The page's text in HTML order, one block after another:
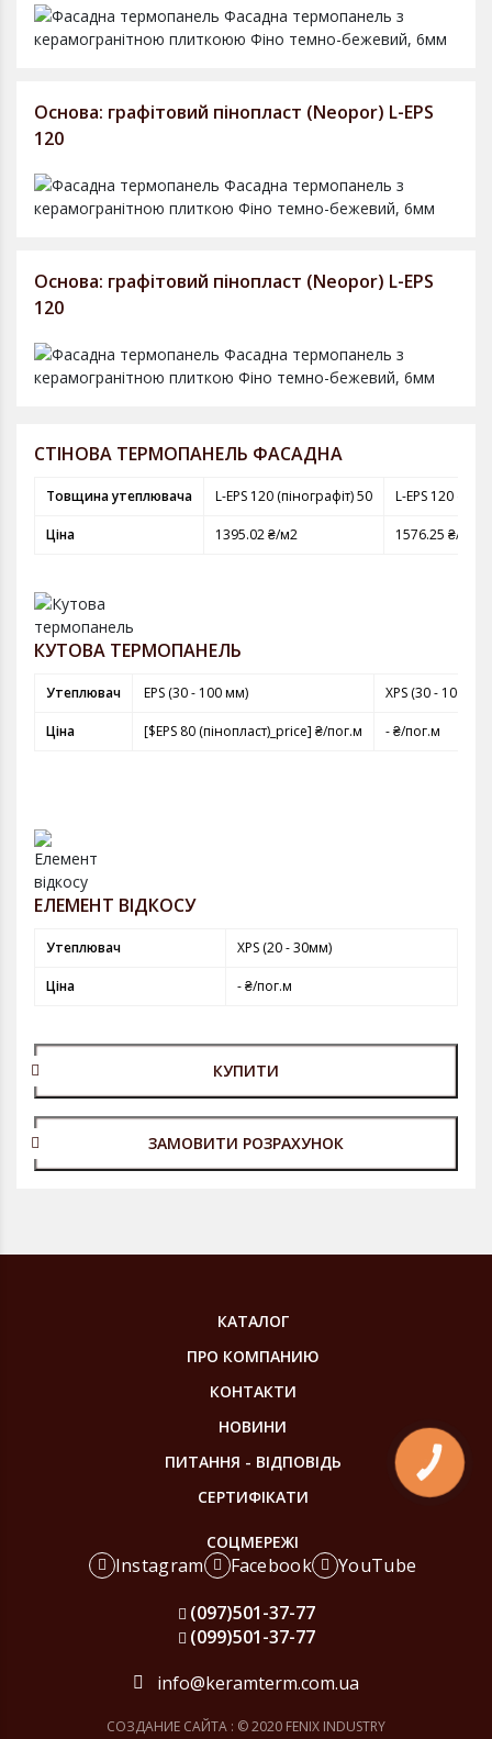
Основа: графітовий пінопласт (Neopor) L-EPS
120
Основа: графітовий пінопласт (Neopor) L-EPS
120
СТІНОВА ТЕРМОПАНЕЛЬ ФАСАДНА
Товщина утеплювача L-EPS 120 (пінографіт) 50 L-EPS 120
Ціна 1395.02 ₴/м2 1576.25 ₴/м2
КУТОВА ТЕРМОПАНЕЛЬ
Утеплювач EPS (30 - 100 мм) XPS (30 - 100 мм)
Ціна [$EPS 80 (пінопласт)_price] ₴/пог.м - ₴/пог.м
ЕЛЕМЕНТ ВІДКОСУ
Утеплювач XPS (20 - 30мм)
Ціна - ₴/пог.м
КУПИТИ
ЗАМОВИТИ РОЗРАХУНОК
КАТАЛОГ
ПРО КОМПАНИЮ
КОНТАКТИ
НОВИНИ
ПИТАННЯ - ВІДПОВІДЬ
СЕРТИФІКАТИ
СОЦМЕРЕЖІ
Instagram Facebook YouTube
info@keramterm.com.ua
(097)501-37-77
(099)501-37-77
СОЗДАНИЕ САЙТА : © 2020 FENIX INDUSTRY
КНОПКА
ЗВ'ЯЗКУ